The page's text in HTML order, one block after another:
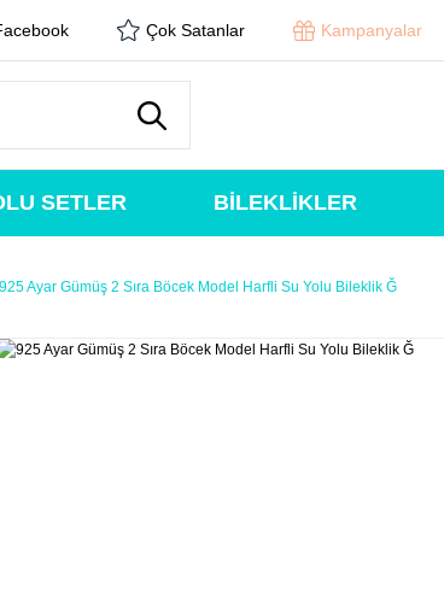
Çok Satanlar Kampanyalar
SETLER BİLEKLİKLER
925 Ayar Gümüş 2 Sıra Böcek Model Harfli Su Yolu Bileklik Ğ